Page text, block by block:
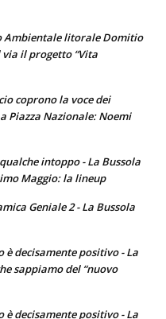
Ambientale litorale Domitio
il progetto “Vita
coprono la voce dei
Piazza Nazionale: Noemi
intoppo - La Bussola
Maggio: la lineup
Geniale 2 - La Bussola
è decisamente positivo - La
sappiamo del “nuovo
è decisamente positivo - La